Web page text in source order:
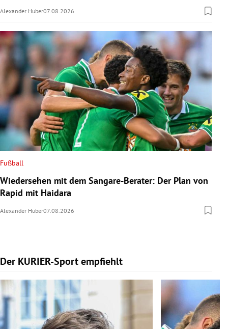
Alexander Huber07.08.2026
Fußball
Wiedersehen mit dem Sangare-Berater: Der Plan von
Rapid mit Haidara
Alexander Huber07.08.2026
Der KURIER-Sport empfiehlt
Slide 1 von 5